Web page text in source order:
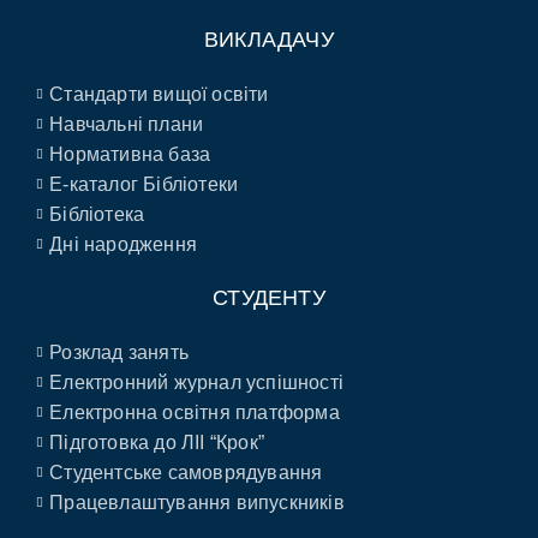
ВИКЛАДАЧУ
Стандарти вищої освіти
Навчальні плани
Нормативна база
E-каталог Бібліотеки
Бібліотека
Дні народження
СТУДЕНТУ
Розклад занять
Електронний журнал успішності
Електронна освітня платформа
Підготовка до ЛІІ “Крок”
Студентське самоврядування
Працевлаштування випускників